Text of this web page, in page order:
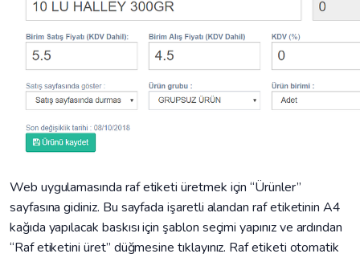
Web uygulamasında raf etiketi üretmek için “Ürünler”
sayfasına gidiniz. Bu sayfada işaretli alandan raf etiketinin A4
kağıda yapılacak baskısı için şablon seçimi yapınız ve ardından
“Raf etiketini üret” düğmesine tıklayınız. Raf etiketi otomatik